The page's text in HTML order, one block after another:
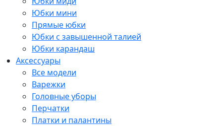
Юбки мини
Прямые юбки
Юбки с завышенной талией
Юбки карандаш
Аксессуары
Все модели
Варежки
Головные уборы
Перчатки
Платки и палантины